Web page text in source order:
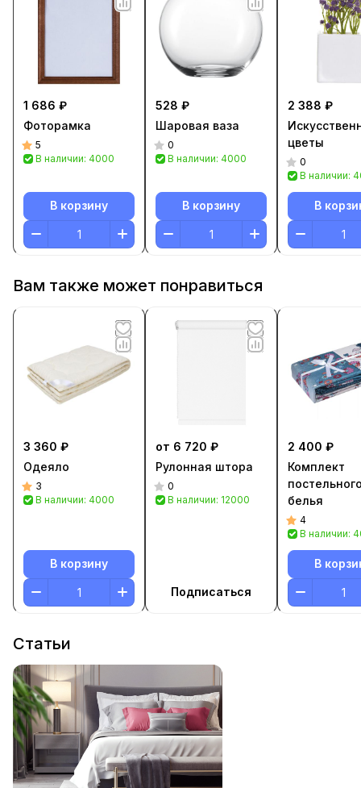
1 686 ₽
Фоторамка
5
В наличии: 4000
В корзину
528 ₽
Шаровая ваза
0
В наличии: 4000
В корзину
2 388 ₽
цветы
0
В наличии:
В
Вам также может понравиться
3 360 ₽
Одеяло
3
В наличии: 4000
В корзину
от 6 720 ₽
Рулонная штора
0
В наличии: 12000
Подписаться
2 400 ₽
Комплект
белья
4
В наличии:
В
Статьи